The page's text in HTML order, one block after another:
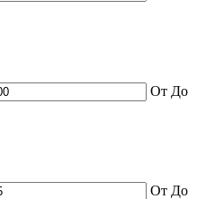
От До
От До